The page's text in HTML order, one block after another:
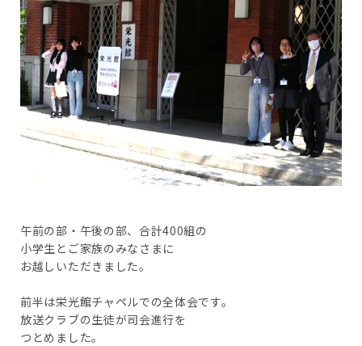
午前の部・午後の部、合計400組の
小学生とご家族のみなさまに
お越しいただきました。
前半は栄光館チャペルでの全体会です。
放送クラブの生徒が司会進行を
つとめました。